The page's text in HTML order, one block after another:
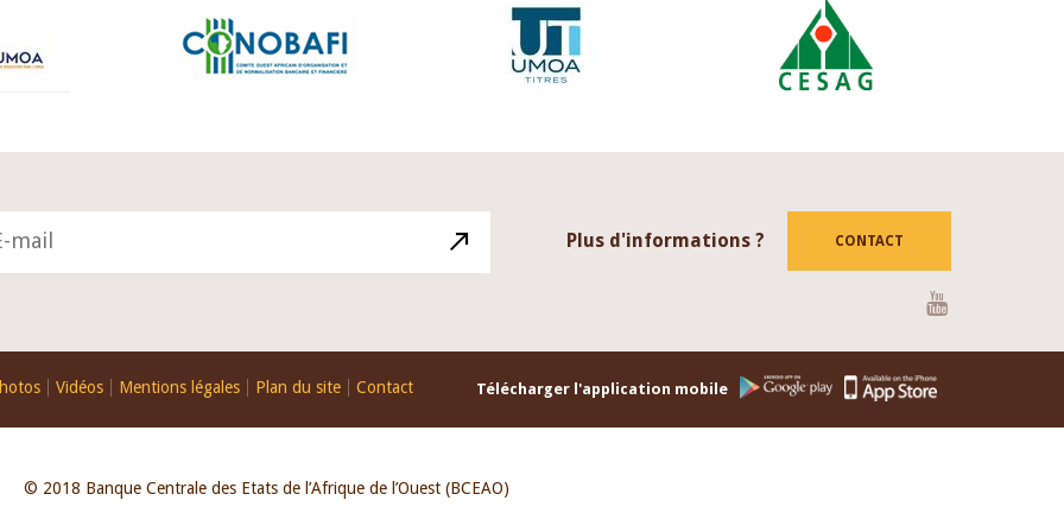
Plus d'informations ? CONTACT
Vidéos Mentions légales Plan du site Contact Télécharger l'application mobile
© 2018 Banque Centrale des Etats de l’Afrique de l’Ouest (BCEAO)